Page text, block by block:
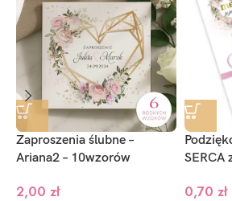
Zaproszenia ślubne –
Ariana2 – 10wzorów
2,00 zł
SERCA
0,70 zł